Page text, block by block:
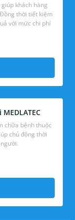
khách hàng
thời tiết kiệm
chữa bệnh thuộc
chủ động thời
đông người.